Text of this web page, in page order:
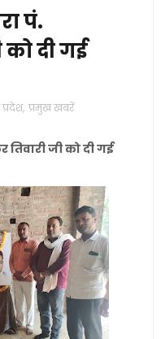
पं.
को दी गई
प्रदेश, प्रमुख खबरें
तिवारी जी को दी गई